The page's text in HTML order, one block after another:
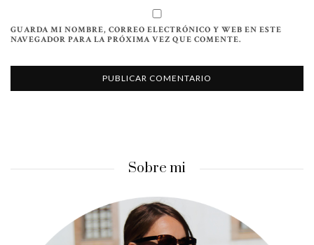
GUARDA MI NOMBRE, CORREO ELECTRÓNICO Y WEB EN ESTE
NAVEGADOR PARA LA PRÓXIMA VEZ QUE COMENTE.
Sobre mi